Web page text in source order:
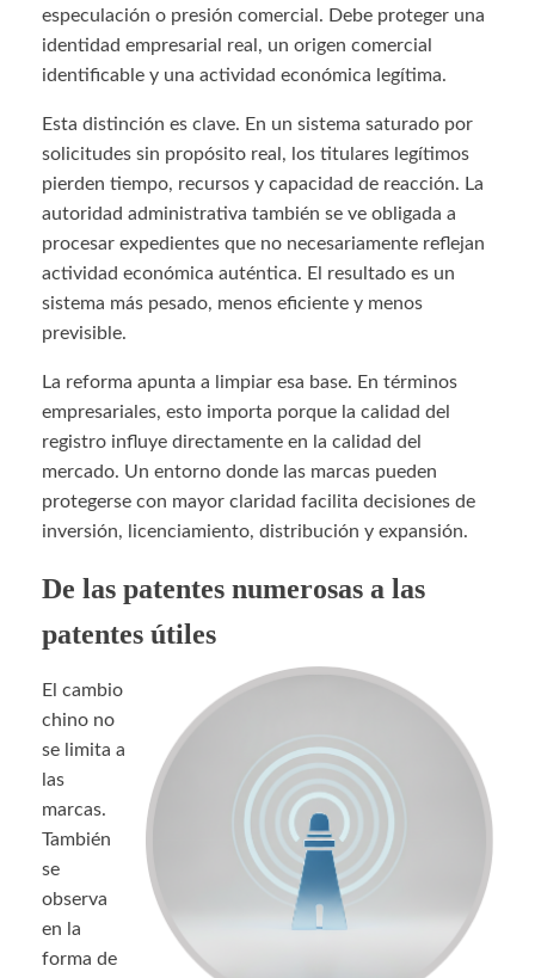
especulación o presión comercial. Debe proteger una
identidad empresarial real, un origen comercial
identificable y una actividad económica legítima.
Esta distinción es clave. En un sistema saturado por
solicitudes sin propósito real, los titulares legítimos
pierden tiempo, recursos y capacidad de reacción. La
autoridad administrativa también se ve obligada a
procesar expedientes que no necesariamente reflejan
actividad económica auténtica. El resultado es un
sistema más pesado, menos eficiente y menos
previsible.
La reforma apunta a limpiar esa base. En términos
empresariales, esto importa porque la calidad del
registro influye directamente en la calidad del
mercado. Un entorno donde las marcas pueden
protegerse con mayor claridad facilita decisiones de
inversión, licenciamiento, distribución y expansión.
De las patentes numerosas a las
patentes útiles
El cambio
chino no
se limita a
las
marcas.
También
se
observa
en la
forma de